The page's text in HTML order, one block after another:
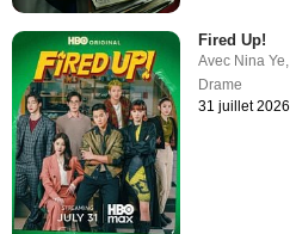
Fired Up!
Avec Nina Ye
Drame
31 juillet 2026